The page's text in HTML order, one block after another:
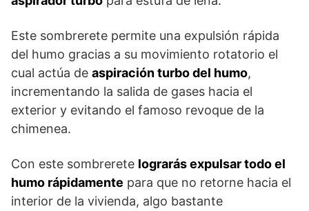
Este sombrerete permite una expulsión rápida
del humo gracias a su movimiento rotatorio el
cual actúa de aspiración turbo del humo,
incrementando la salida de gases hacia el
exterior y evitando el famoso revoque de la
chimenea.
Con este sombrerete lograrás expulsar todo el
humo rápidamente para que no retorne hacia el
interior de la vivienda, algo bastante